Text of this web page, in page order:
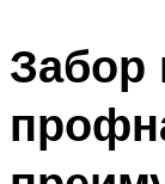
Забор